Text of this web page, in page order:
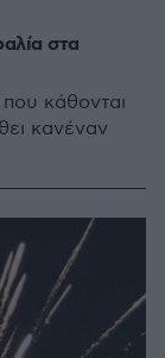
στα
κάθονται
κανέναν